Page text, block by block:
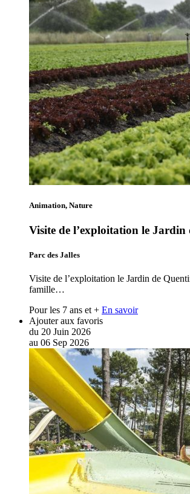
Animation, Nature
Visite de l’exploitation le Jardin
Parc des Jalles
Visite de l’exploitation le Jardin de
famille…
Pour les 7 ans et + En savoir
Ajouter aux favoris
du 20 Juin 2026
au 06 Sep 2026